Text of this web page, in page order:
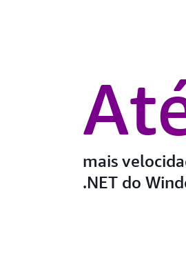
mais
.NET do